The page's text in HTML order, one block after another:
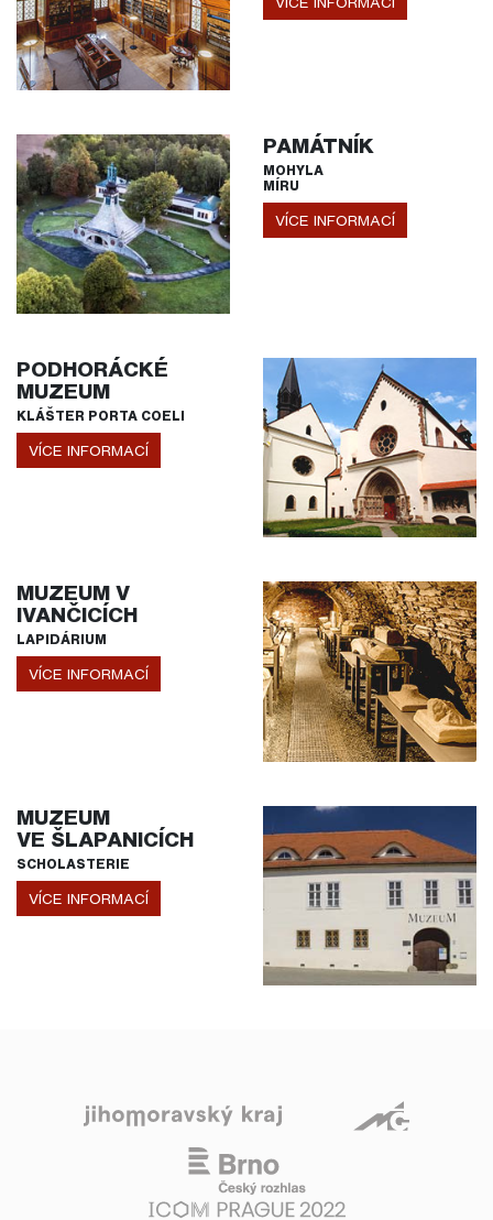
PAMÁTNÍK
MOHYLA
MÍRU
VÍCE INFORMACÍ
PODHORÁCKÉ
MUZEUM
KLÁŠTER PORTA COELI
VÍCE INFORMACÍ
MUZEUM V
IVANČICÍCH
LAPIDÁRIUM
VÍCE INFORMACÍ
MUZEUM
VE ŠLAPANICÍCH
SCHOLASTERIE
VÍCE INFORMACÍ